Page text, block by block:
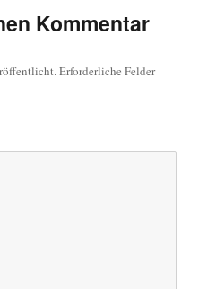
Kommentar
Erforderliche Felder